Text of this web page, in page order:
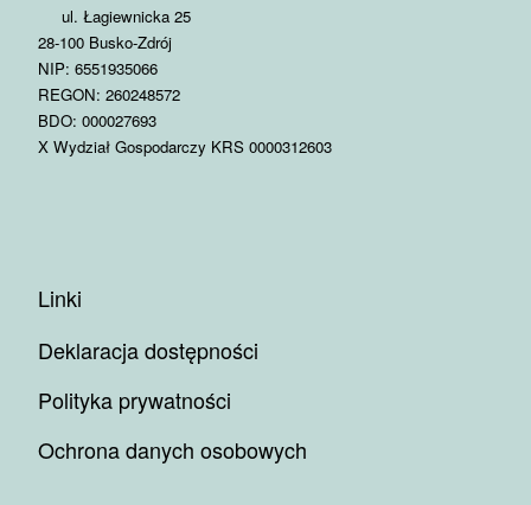
ul. Łagiewnicka 25
28-100 Busko-Zdrój
NIP: 6551935066
REGON: 260248572
BDO: 000027693
X Wydział Gospodarczy KRS 0000312603
Linki
Deklaracja dostępności
Polityka prywatności
Ochrona danych osobowych